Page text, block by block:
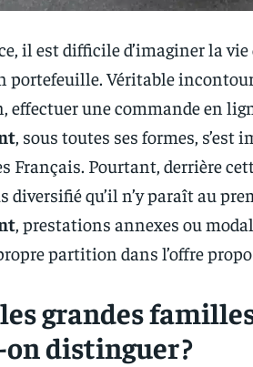
il est difficile d’imaginer la
portefeuille. Véritable
effectuer une commande en
, sous toutes ses formes, s’est
Français. Pourtant, derrière
diversifié qu’il n’y paraît au
, prestations annexes ou
partition dans l’offre
grandes
distinguer ?